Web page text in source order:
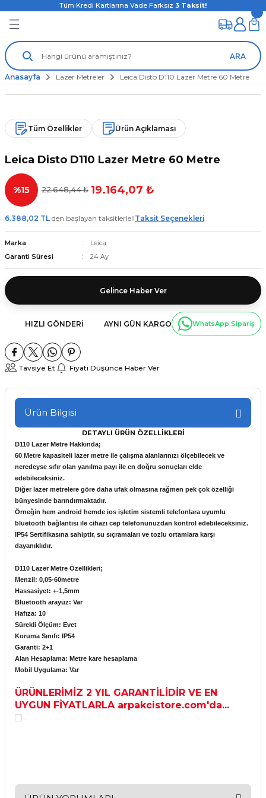
Tüm Kredi Kartlarına Vade Farksız 3 Taksit!
ARA
Anasayfa Lazer Metreler Leica Disto D110 Lazer Metre 60 Metre
Tüm Özellikler Ürün Açıklaması
Leica Disto D110 Lazer Metre 60 Metre
%15 22.648,44 ₺ 19.164,07 ₺
6.388,02 TL den başlayan taksitlerle!!Taksit Seçenekleri
Marka
Leica
Garanti Süresi
24 Ay
Gelince Haber Ver
HIZLI GÖNDERI AYNI GÜN KARGO WhatsApp Sipariş
Tavsiye Et Fiyatı Düşünce Haber Ver
Ürün Bilgisi
DETAYLI ÜRÜN ÖZELLİKLERİ
D110 Lazer Metre Hakkında;
60 Metre kapasiteli lazer metre ile çalışma alanlarınızı ölçebilecek ve
neredeyse sıfır olan yanılma payı ile en doğru sonuçları elde
edebileceksiniz.
Diğer lazer metrelere göre daha ufak olmasına rağmen pek çok özelliği
bünyesinde barındırmaktadır.
Örneğin hem android hemde ios işletim sistemli telefonlara uyumlu
bluetooth bağlantısı ile cihazı cep telefonunuzdan kontrol edebileceksiniz.
IP54 Sertifikasına sahiptir, su sıçramaları ve tozlu ortamlara karşı
dayanıklıdır.
D110 Lazer Metre Özellikleri;
Menzil: 0,05-60metre
Hassasiyet: +-1,5mm
Bluetooth arayüz: Var
Hafıza: 10
Sürekli Ölçüm: Evet
Koruma Sınıfı: IP54
Garanti: 2+1
Alan Hesaplama: Metre kare hesaplama
Mobil Uygulama: Var
ÜRÜNLERİMİZ 2 YIL GARANTİLİDİR VE EN
UYGUN FİYATLARLA arpakcistore.com'da...